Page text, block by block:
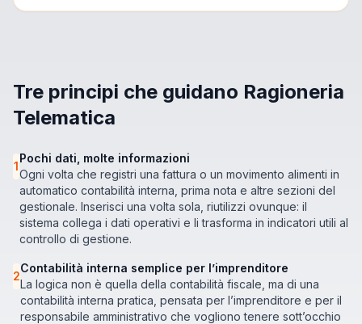
Tre principi che guidano Ragioneria
Telematica
1
Pochi dati, molte informazioni
Ogni volta che registri una fattura o un movimento alimenti in
automatico contabilità interna, prima nota e altre sezioni del
gestionale. Inserisci una volta sola, riutilizzi ovunque: il
sistema collega i dati operativi e li trasforma in indicatori utili al
controllo di gestione.
2
Contabilità interna semplice per l’imprenditore
La logica non è quella della contabilità fiscale, ma di una
contabilità interna pratica, pensata per l’imprenditore e per il
responsabile amministrativo che vogliono tenere sott’occhio